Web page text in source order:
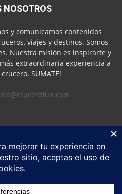
NOSOTROS
y comunicamos contenidos
viajes y destinos. Somos
Nuestra misión es inspirarte y
extraordinaria experiencia a
SUMATE!